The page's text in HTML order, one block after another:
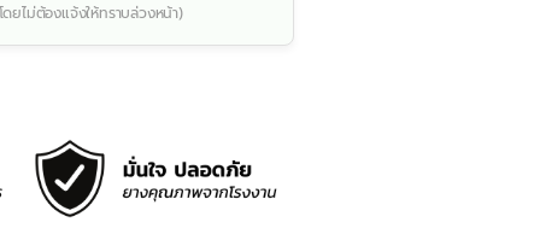
ยไม่ต้องแจ้งให้ทราบล่วงหน้า)